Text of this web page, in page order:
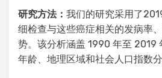
研究方法： 我们的研究采用了
细检查与这些癌症相关的发病率
势。该分析涵盖 1990 年至 2019
年龄、地理区域和社会人口指数分